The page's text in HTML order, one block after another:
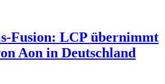
Fusion: LCP übernimmt
Aon in Deutschland